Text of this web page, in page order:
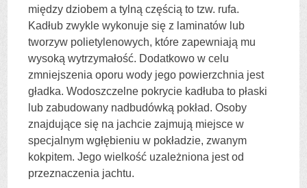
między dziobem a tylną częścią to tzw. rufa.
Kadłub zwykle wykonuje się z laminatów lub
tworzyw polietylenowych, które zapewniają mu
wysoką wytrzymałość. Dodatkowo w celu
zmniejszenia oporu wody jego powierzchnia jest
gładka. Wodoszczelne pokrycie kadłuba to płaski
lub zabudowany nadbudówką pokład. Osoby
znajdujące się na jachcie zajmują miejsce w
specjalnym wgłębieniu w pokładzie, zwanym
kokpitem. Jego wielkość uzależniona jest od
przeznaczenia jachtu.